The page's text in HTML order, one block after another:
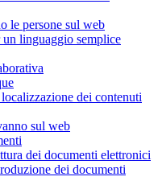
le persone sul web
linguaggio semplice
dei contenuti
sul web
dei documenti elettronici
dei documenti